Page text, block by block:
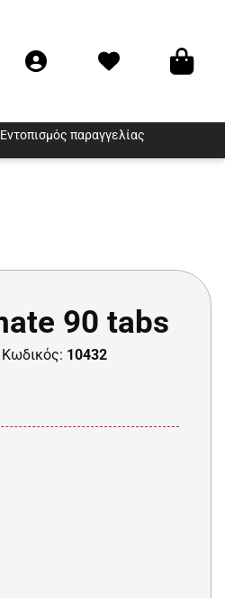
Εντοπισμός παραγγελίας
90 tabs
Κωδικός: 10432